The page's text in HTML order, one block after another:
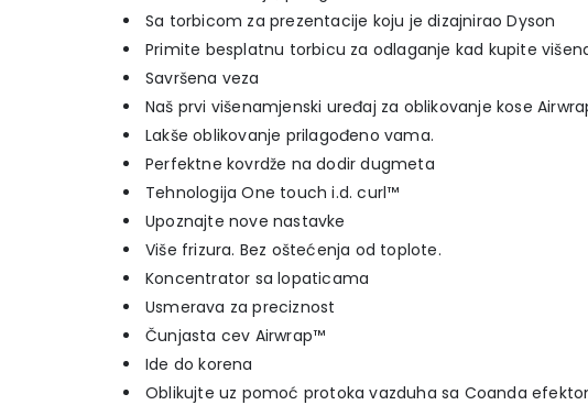
Sa torbicom za prezentacije koju je dizajnirao Dyson
Primite besplatnu torbicu za odlaganje kad kupite
Savršena veza
Naš prvi višenamjenski uređaj za oblikovanje kose
Lakše oblikovanje prilagođeno vama.
Perfektne kovrdže na dodir dugmeta
Tehnologija One touch i.d. curl™
Upoznajte nove nastavke
Više frizura. Bez oštećenja od toplote.
Koncentrator sa lopaticama
Usmerava za preciznost
Čunjasta cev Airwrap™
Ide do korena
Oblikujte uz pomoć protoka vazduha sa Coanda